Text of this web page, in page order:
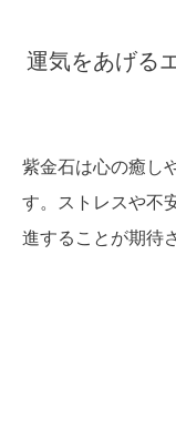
運気をあげる
紫金石は心の癒し
す。ストレスや不
進することが期待